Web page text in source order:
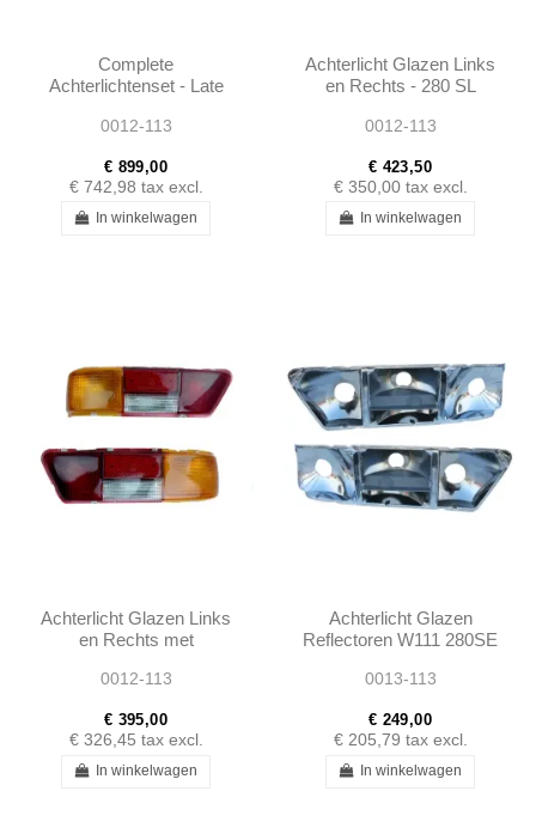
Complete
Achterlichtenset - Late
1138260156 -
0012-113
€ 899,00
€ 742,98 tax excl.
In winkelwagen
Achterlicht Glazen Links
en Rechts - 280 SL
1138201564
0012-113
€ 423,50
€ 350,00 tax excl.
In winkelwagen
Achterlicht Glazen Links
en Rechts met
W113 - 1138260156 -
0012-113
€ 395,00
€ 326,45 tax excl.
In winkelwagen
Achterlicht Glazen
Reflectoren W111 280SE
0013-113
€ 249,00
€ 205,79 tax excl.
In winkelwagen